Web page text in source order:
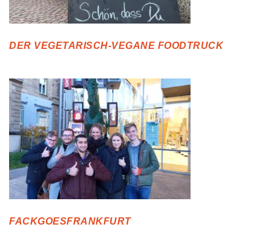
DER VEGETARISCH-VEGANE FOODTRUCK
FACKGOESFRANKFURT